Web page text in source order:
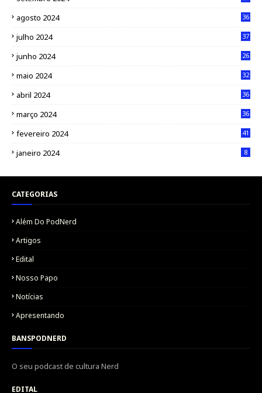
agosto 2024 36
julho 2024 37
junho 2024 26
maio 2024 32
abril 2024 36
março 2024 36
fevereiro 2024 41
janeiro 2024 8
CATEGORIAS
Além Do PodNerd
Artigos
Edital
Nosso Papo
Notícias
Apresentando
BANSPODNERD
O seu podcast de cultura Nerd
EDITAL